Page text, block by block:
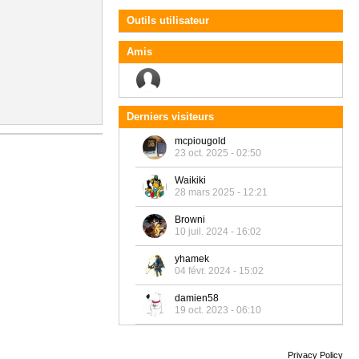
Outils utilisateur
Amis
Derniers visiteurs
mcpiougold
23 oct. 2025 - 02:50
Waikiki
28 mars 2025 - 12:21
Browni
10 juil. 2024 - 16:02
yhamek
04 févr. 2024 - 15:02
damien58
19 oct. 2023 - 06:10
Privacy Policy